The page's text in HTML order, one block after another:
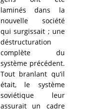
laminés dans la
nouvelle société
qui surgissait ; une
déstructuration
complète du
système précédent.
Tout branlant qu’il
était, le système
soviétique leur
assurait un cadre